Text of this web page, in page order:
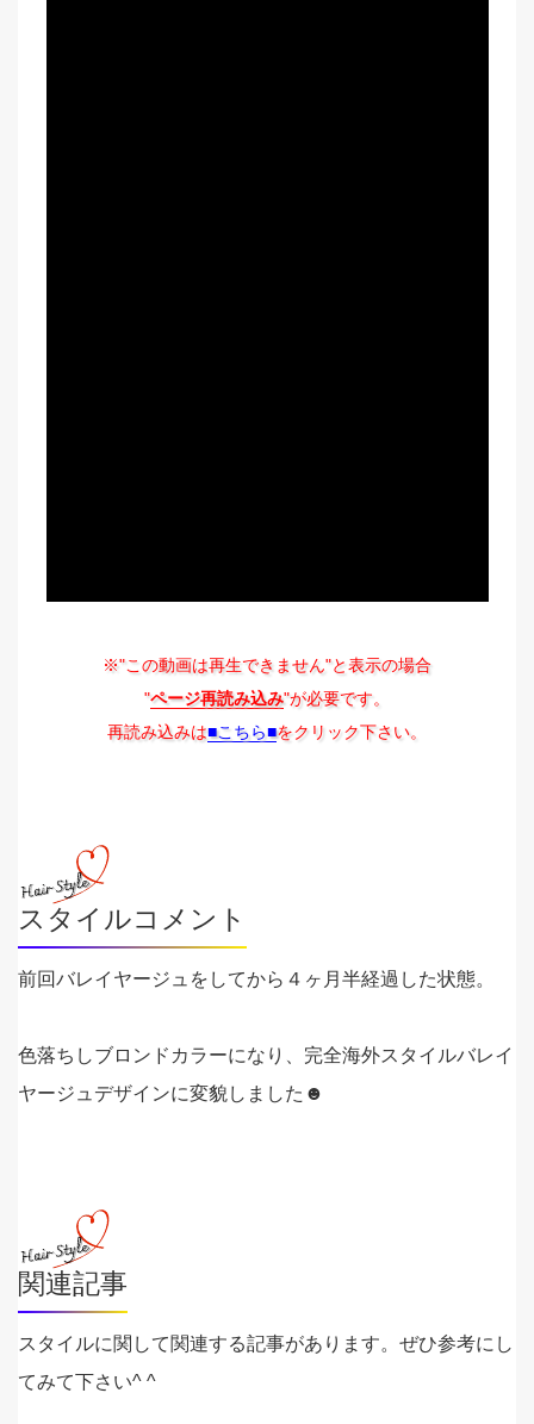
※"この動画は再生できません"と表示の場合
"ページ再読み込み"が必要です。
再読み込みは■こちら■をクリック下さい。
スタイルコメント
前回バレイヤージュをしてから４ヶ月半経過した状態。
色落ちしブロンドカラーになり、完全海外スタイルバレイ
ヤージュデザインに変貌しました☻
関連記事
スタイルに関して関連する記事があります。ぜひ参考にし
てみて下さい^ ^